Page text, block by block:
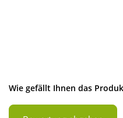
Wie gefällt Ihnen das